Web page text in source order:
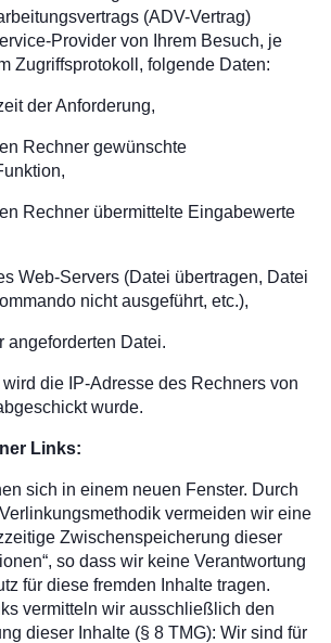
(ADV-Vertrag)
Provider von Ihrem Besuch, je
Zugriffsprotokoll, folgende Daten:
der Anforderung,
Rechner gewünschte
Rechner übermittelte Eingabewerte
Web-Servers (Datei übertragen, Datei
nicht ausgeführt, etc.),
angeforderten Datei.
die IP-Adresse des Rechners von
wurde.
Links:
sich in einem neuen Fenster. Durch
vermeiden wir eine
Zwischenspeicherung dieser
so dass wir keine Verantwortung
für diese fremden Inhalte tragen.
vermitteln wir ausschließlich den
dieser Inhalte (§ 8 TMG): Wir sind für